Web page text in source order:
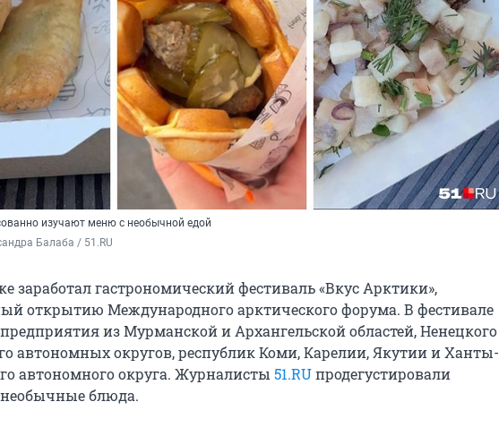
изучают меню с необычной едой
Балаба / 51.RU
заработал гастрономический фестиваль «Вкус Арктики»,
открытию Международного арктического форума. В фестивале
из Мурманской и Архангельской областей, Ненецкого
автономных округов, республик Коми, Карелии, Якутии и Ханты-
автономного округа. Журналисты 51.RUпродегустировали
блюда.